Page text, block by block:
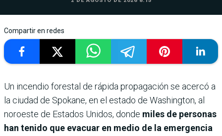
Compartir en redes
Un incendio forestal de rápida propagación se acercó a
la ciudad de Spokane, en el estado de Washington, al
noroeste de Estados Unidos, donde miles de personas
han tenido que evacuar en medio de la emergencia